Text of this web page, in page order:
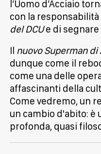
l’Uomo d’Acciaio
con la
del DCUe di segnare
Il nuovo Superman di
dunque come il
come una delle
affascinanti della
Come vedremo, un
un cambio d'abito: è
profonda, quasi